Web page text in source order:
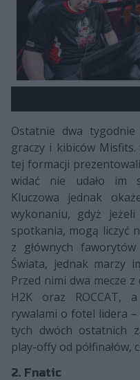
Ostatnie dwa
graczy i kibiców
tej formacji
widać nie udało im
Kluczowa jednak
wykonaniu, gdyż jeżeli
spotkania, mogą liczyć
z głównych
Świata, jednak marzy
Przed nimi dwa mecze
H2K oraz ROCCAT,
rywalami o fotel lidera –
tych dwóch ostatnich
play-offy od półfinałów,
2. Fnatic